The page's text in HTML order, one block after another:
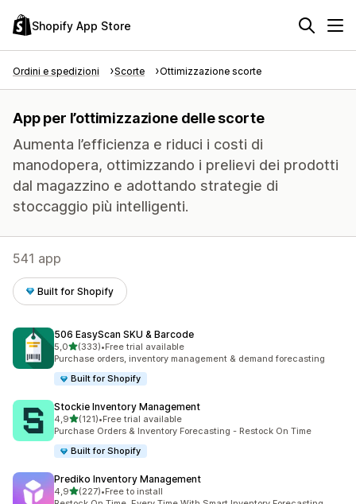
Shopify App Store
Ordini e spedizioni Scorte Ottimizzazione scorte
App per l’ottimizzazione delle scorte
Aumenta l’efficienza e riduci i costi di
manodopera, ottimizzando i prelievi dei prodotti
dal magazzino e adottando strategie di
stoccaggio più intelligenti.
541 app
Built for Shopify
506 EasyScan SKU & Barcode
5,0stelle su 5
(333)
333 recensioni totali
•Free trial available
Purchase orders, inventory management & demand forecasting
Built for Shopify
Stockie Inventory Management
4,9stelle su 5
(121)
121 recensioni totali
•Free trial available
Purchase Orders & Inventory Forecasting - Restock On Time
Built for Shopify
Prediko Inventory Management
4,9stelle su 5
(227)
227 recensioni totali
•Free to install